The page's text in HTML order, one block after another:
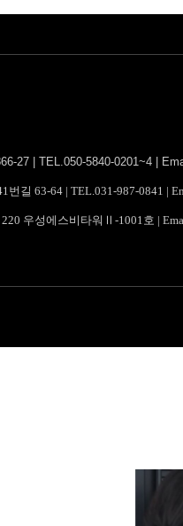
27 | TEL.050-5840-0201~4 |
번길 63-64 | TEL.031-987-0841 |
우성에스비타워Ⅱ-1001호 |